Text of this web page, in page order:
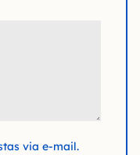
via e-mail.